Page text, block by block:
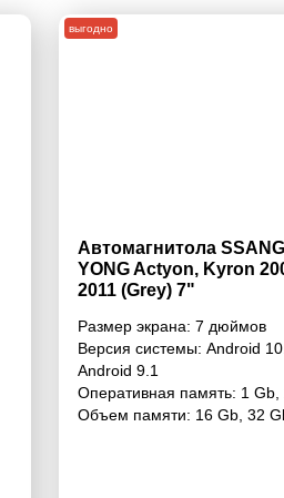
Автомагнитола SSANG
YONG Actyon, Kyron
2011 (Grey) 7"
Размер экрана: 7 дюймов
Версия системы: Android
Android 9.1
Оперативная память: 1 Gb
Объем памяти: 16 Gb 32
выгодно